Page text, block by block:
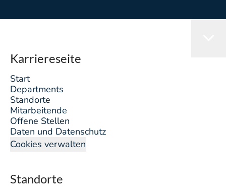
Karriereseite
Start
Departments
Standorte
Mitarbeitende
Offene Stellen
Daten und Datenschutz
Cookies verwalten
Standorte